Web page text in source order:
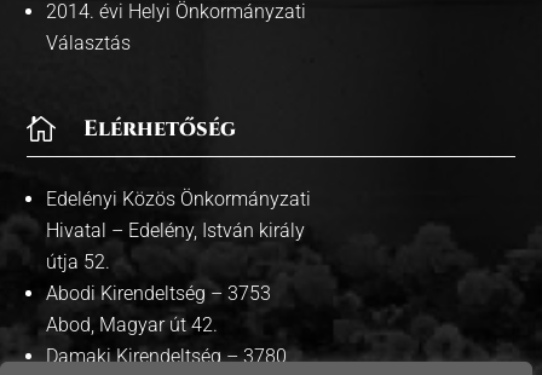
2014. évi Helyi Önkormányzati
Választás
 Elérhetőség
Edelényi Közös Önkormányzati
Hivatal – Edelény, István király
útja 52.
Abodi Kirendeltség – 3753
Abod, Magyar út 42.
Damaki Kirendeltség – 3780